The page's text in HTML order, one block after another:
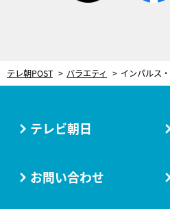
テレ朝POST バラエティ
テレビ朝日
お問い合わせ